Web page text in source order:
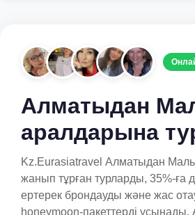
Алматыдан
аралдарына
Kz.Eurasiatravel Алматыдан
жанып тұрған турларды, 35%-ға
ертерек брондауды және жас
honeymoon-пакеттерді